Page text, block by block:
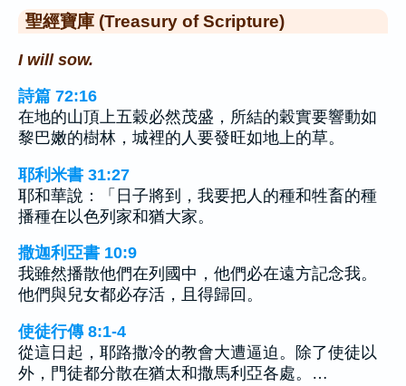
聖經寶庫 (Treasury of Scripture)
I will sow.
詩篇 72:16
在地的山頂上五穀必然茂盛，所結的穀實要響動如
黎巴嫩的樹林，城裡的人要發旺如地上的草。
耶利米書 31:27
耶和華說：「日子將到，我要把人的種和牲畜的種
播種在以色列家和猶大家。
撒迦利亞書 10:9
我雖然播散他們在列國中，他們必在遠方記念我。
他們與兒女都必存活，且得歸回。
使徒行傳 8:1-4
從這日起，耶路撒冷的教會大遭逼迫。除了使徒以
外，門徒都分散在猶太和撒馬利亞各處。…